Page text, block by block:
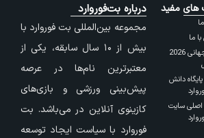
های مفید
ما
جام جهانی 2026
دانش
اصلی سایت
درباره بت‌فوروارد
مجموعه بین‌المللی بت فوروارد با
بیش از ۱۰ سال سابقه، یکی از
معتبرترین نام‌ها در عرصه
پیش‌بینی ورزشی و بازی‌های
کازینوی آنلاین در می‌باشد. بت
فوروارد با سیاست ایجاد توسعه